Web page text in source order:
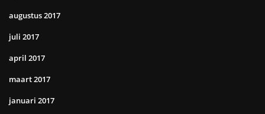
augustus 2017
juli 2017
april 2017
maart 2017
januari 2017